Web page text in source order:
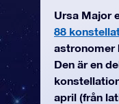
Ursa Major
88
astronomer
Den är en
april (från